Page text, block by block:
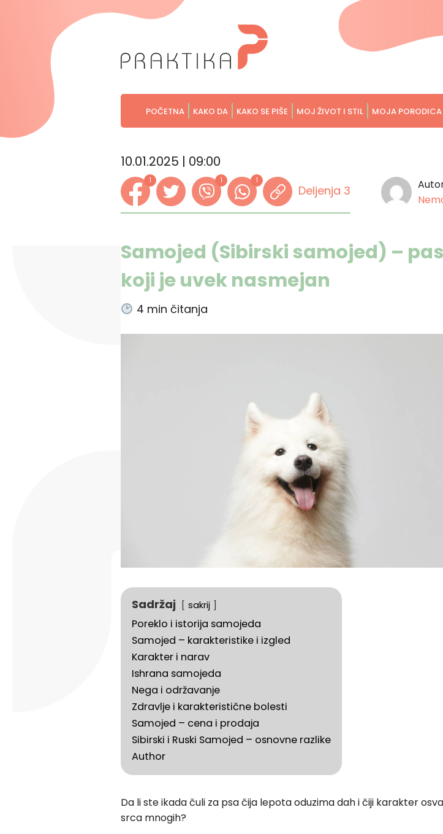
POČETNA KAKO DA KAKO SE PIŠE MOJ ŽIVOT I STIL MOJA PORODICA
10.01.2025 | 09:00
1 1 1
Deljenja 3
Samojed (Sibirski samojed) – pas
koji je uvek nasmejan
4 min čitanja
Sadržaj sakrij
Poreklo i istorija samojeda
Samojed – karakteristike i izgled
Karakter i narav
Ishrana samojeda
Nega i održavanje
Zdravlje i karakteristične bolesti
Samojed – cena i prodaja
Sibirski i Ruski Samojed – osnovne razlike
Author
Da li ste ikada čuli za psa čija lepota oduzima dah i čiji karakter
srca mnogih?